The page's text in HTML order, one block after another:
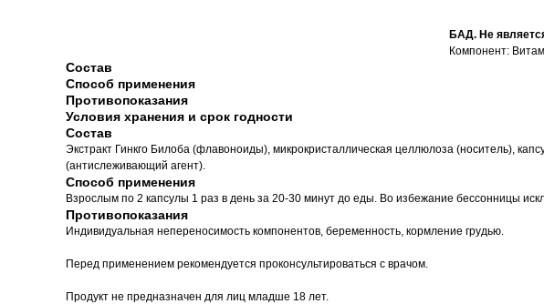
БАД. Не
Компонент:
Состав
Способ применения
Противопоказания
Условия хранения и срок годности
Состав
Экстракт Гинкго Билоба (флавоноиды), микрокристаллическая целлюлоза (носитель),
(антислеживающий агент).
Способ применения
Взрослым по 2 капсулы 1 раз в день за 20-30 минут до еды. Во избежание бессонницы
Противопоказания
Индивидуальная непереносимость компонентов, беременность, кормление грудью.
Перед применением рекомендуется проконсультироваться с врачом.
Продукт не предназначен для лиц младше 18 лет.